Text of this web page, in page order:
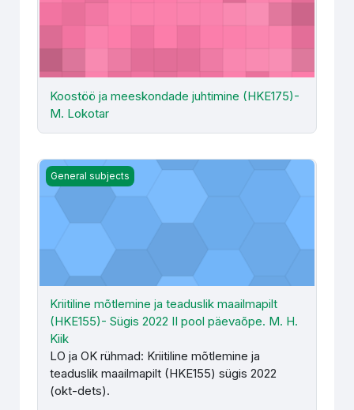
Koostöö ja meeskondade juhtimine (HKE175)-
M. Lokotar
Kriitiline mõtlemine ja teaduslik maailmapilt (HKE155)-
General subjects
Kriitiline mõtlemine ja teaduslik maailmapilt
(HKE155)- Sügis 2022 II pool päevaõpe. M. H.
Kiik
LO ja OK rühmad: Kriitiline mõtlemine ja
teaduslik maailmapilt (HKE155) sügis 2022
(okt-dets).